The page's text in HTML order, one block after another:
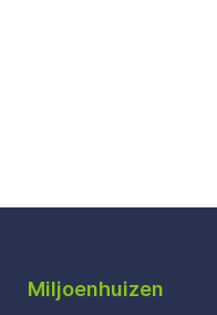
Miljoenhuizen